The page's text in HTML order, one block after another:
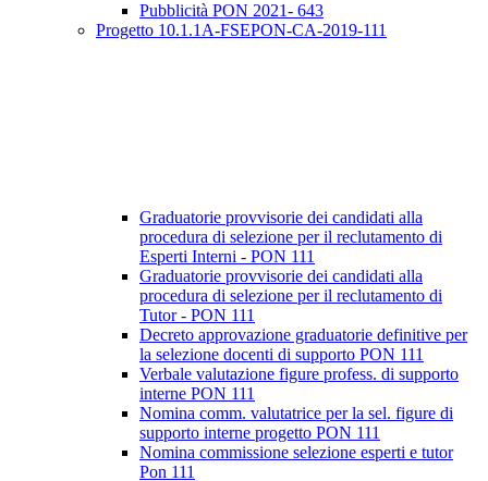
Pubblicità PON 2021- 643
Progetto 10.1.1A-FSEPON-CA-2019-111
Graduatorie provvisorie dei candidati alla
procedura di selezione per il reclutamento di
Esperti Interni - PON 111
Graduatorie provvisorie dei candidati alla
procedura di selezione per il reclutamento di
Tutor - PON 111
Decreto approvazione graduatorie definitive per
la selezione docenti di supporto PON 111
Verbale valutazione figure profess. di supporto
interne PON 111
Nomina comm. valutatrice per la sel. figure di
supporto interne progetto PON 111
Nomina commissione selezione esperti e tutor
Pon 111